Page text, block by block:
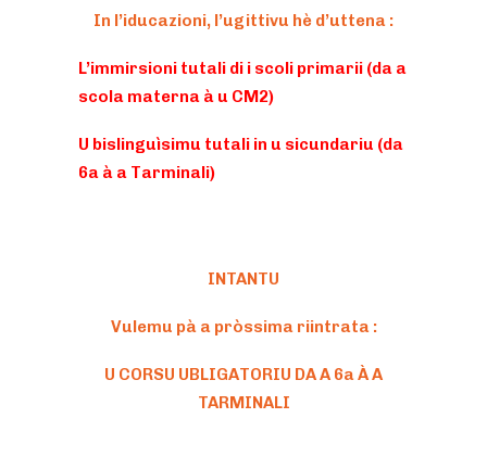
In l’iducazioni, l’ugittivu hè d’uttena :
L’immirsioni tutali di i scoli primarii (da a
scola materna à u CM2)
U bislinguìsimu tutali in u sicundariu (da
6a à a Tarminali)
INTANTU
Vulemu pà a pròssima riintrata :
U CORSU UBLIGATORIU DA A 6aÀ A
TARMINALI